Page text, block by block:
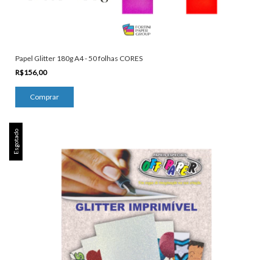
Papel Glitter 180g A4 - 50 folhas CORES
R$156,00
Comprar
Esgotado